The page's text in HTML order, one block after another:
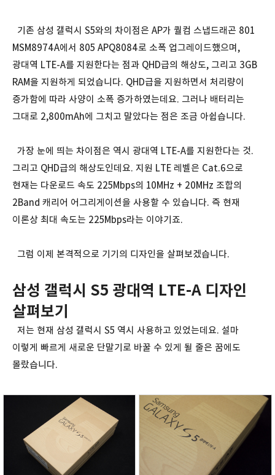
기존 삼성 갤럭시 S5와의 차이점은 AP가 퀄컴 스냅드래곤 801
MSM8974A에서 805 APQ8084로 소폭 업그레이드했으며,
광대역 LTE-A를 지원한다는 점과 QHD급의 해상도, 그리고 3GB
RAM을 지원하게 되었습니다. QHD급을 지원하면서 처리량이
증가함에 따라 사양이 소폭 증가하였는데요. 그러나 배터리는
그대로 2,800mAh에 그치고 말았다는 점은 조금 아쉽습니다.
가장 눈에 띄는 차이점은 역시 광대역 LTE-A를 지원한다는 것.
그리고 QHD급의 해상도인데요. 지원 LTE 레벨은 Cat.6으로
현재는 다운로드 속도 225Mbps의 10MHz + 20MHz 조합의
2Band 캐리어 어그리게이션을 사용할 수 있습니다. 즉 현재
이론상 최대 속도는 225Mbps라는 이야기죠.
그럼 이제 본격적으로 기기의 디자인을 살펴보겠습니다.
삼성 갤럭시 S5 광대역 LTE-A 디자인
살펴보기
저는 현재 삼성 갤럭시 S5 역시 사용하고 있었는데요. 설마
이렇게 빠르게 새로운 단말기로 바꿀 수 있게 될 줄은 꿈에도
몰랐습니다.